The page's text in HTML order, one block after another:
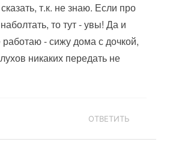
т.к. не знаю. Если про
то тут - увы! Да и
- сижу дома с дочкой,
никаких передать не
ОТВЕТИТЬ